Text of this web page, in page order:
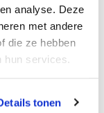
analyse. Deze
met andere
die ze hebben
services.
tonen8 HPSD